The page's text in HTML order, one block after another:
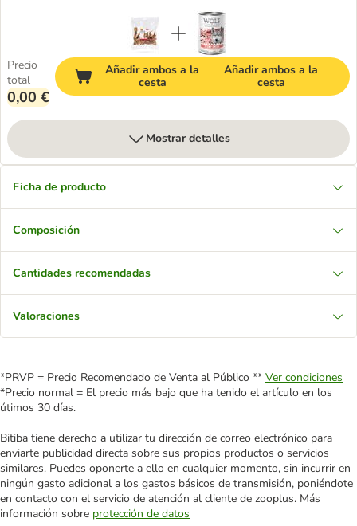
Precio
total
0,00 €
Añadir ambos a la
cesta
Añadir ambos a la
cesta
Mostrar detalles
Ficha de producto
Composición
Cantidades recomendadas
Valoraciones
*PRVP = Precio Recomendado de Venta al Público ** Ver condiciones
*Precio normal = El precio más bajo que ha tenido el artículo en los
útimos 30 días.
Bitiba tiene derecho a utilizar tu dirección de correo electrónico para
enviarte publicidad directa sobre sus propios productos o servicios
similares. Puedes oponerte a ello en cualquier momento, sin incurrir en
ningún gasto adicional a los gastos básicos de transmisión, poniéndote
en contacto con el servicio de atención al cliente de zooplus. Más
información sobre protección de datos